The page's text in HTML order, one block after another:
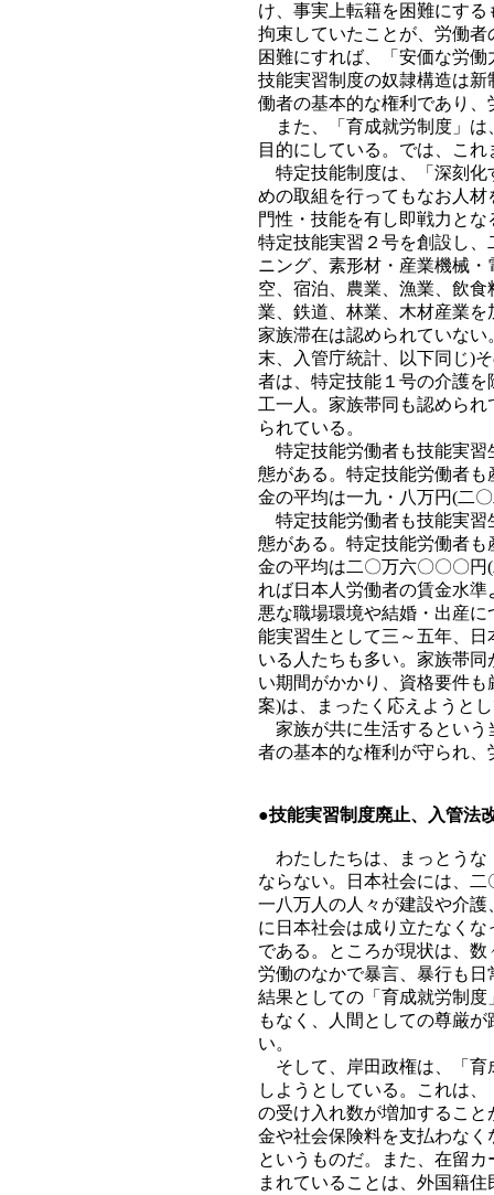
け、事実上転籍を困難にす
拘束していたことが、労働
困難にすれば、「安価な労
技能実習制度の奴隷構造は
働者の基本的な権利であり
また、「育成就労制度」は
目的にしている。では、こ
特定技能制度は、「深刻化
めの取組を行ってもなお人
門性・技能を有し即戦力と
特定技能実習２号を創設し
ニング、素形材・産業機械
空、宿泊、農業、漁業、飲
業、鉄道、林業、木材産業
家族滞在は認められていな
末、入管庁統計、以下同じ)
者は、特定技能１号の介護
工一人。家族帯同も認めら
られている。
特定技能労働者も技能実習
態がある。特定技能労働者
金の平均は一九・八万円(二
特定技能労働者も技能実習
態がある。特定技能労働者
金の平均は二〇万六〇〇〇
れば日本人労働者の賃金水
悪な職場環境や結婚・出産
能実習生として三～五年、
いる人たちも多い。家族帯
い期間がかかり、資格要件
案)は、まったく応えようと
家族が共に生活するという
者の基本的な権利が守られ
●技能実習制度廃止、入管法
わたしたちは、まっとうな
ならない。日本社会には、
一八万人の人々が建設や介
に日本社会は成り立たなく
である。ところが現状は、
労働のなかで暴言、暴行も
結果としての「育成就労制
もなく、人間としての尊厳
い。
そして、岸田政権は、「育
しようとしている。これは
の受け入れ数が増加するこ
金や社会保険料を支払わな
というものだ。また、在留
まれていることは、外国籍